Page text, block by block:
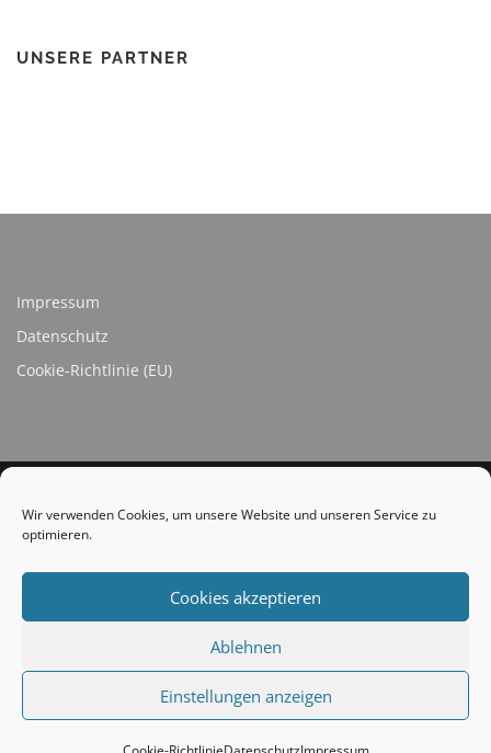
Wir verwenden Cookies, um unsere Website und unseren Service zu
optimieren.
Cookies akzeptieren
Ablehnen
Einstellungen anzeigen
UNSERE PARTNER
Impressum
Datenschutz
Cookie-Richtlinie (EU)